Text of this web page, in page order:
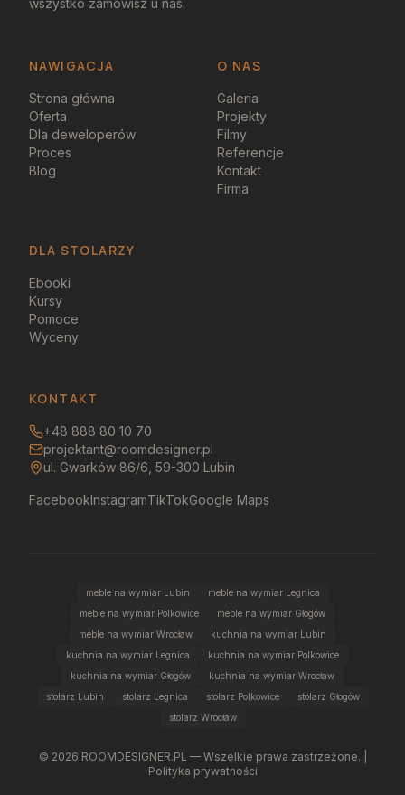
NAWIGACJA O NAS
Strona główna
Oferta
Dla deweloperów
Proces
Blog
Galeria
Projekty
Filmy
Referencje
Kontakt
Firma
DLA STOLARZY
Ebooki
Kursy
Pomoce
Wyceny
KONTAKT
+48 888 80 10 70
projektant@roomdesigner.pl
ul. Gwarków 86/6, 59-300 Lubin
FacebookInstagramTikTokGoogle Maps
meble na wymiar Lubin
meble na wymiar Legnica
meble na wymiar Polkowice
meble na wymiar Głogów
meble na wymiar Wrocław
kuchnia na wymiar Lubin
kuchnia na wymiar Legnica
kuchnia na wymiar Polkowice
kuchnia na wymiar Głogów
kuchnia na wymiar Wrocław
stolarz Lubin
stolarz Legnica stolarz Polkowice
stolarz Głogów
stolarz Wrocław
© 2026 ROOMDESIGNER.PL — Wszelkie prawa zastrzeżone. |
Polityka prywatności